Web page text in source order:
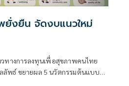
งยืน จัดงบแนวใหม่
ทางการลงทุนเพื่อสุขภาพคนไทย
ลัพธ์ ขยายผล 5 นวัตกรรมต้นแบบ